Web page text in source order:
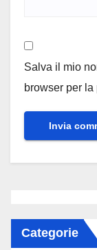
Salva il mio
browser per
Categorie